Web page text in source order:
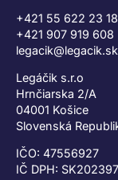
+421 55 622 23 18
+421 907 919 608
legacik@legacik.sk
Legáčik s.r.o
Hrnčiarska 2/A
04001 Košice
Slovenská
IČO: 47556927
IČ DPH: